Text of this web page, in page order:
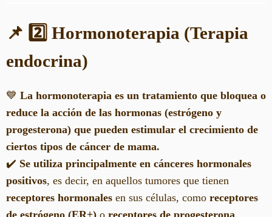
📌 2️⃣ Hormonoterapia (Terapia
endocrina)
💙 La hormonoterapia es un tratamiento que bloquea o
reduce la acción de las hormonas (estrógeno y
progesterona) que pueden estimular el crecimiento de
ciertos tipos de cáncer de mama.
✔️ Se utiliza principalmente en cánceres hormonales
positivos, es decir, en aquellos tumores que tienen
receptores hormonales en sus células, como receptores
de estrógeno (ER+) o receptores de progesterona